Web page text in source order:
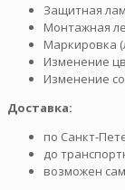
Защитная
Монтажная
Маркировка
Изменение
Изменение
Доставка:
по Санкт-
до
возможен